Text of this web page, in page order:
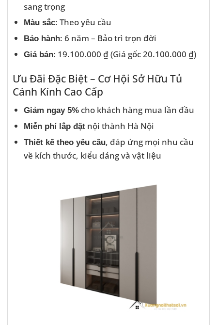
sang trọng
Màu sắc: Theo yêu cầu
Bảo hành: 6 năm – Bảo trì trọn đời
Giá bán: 19.100.000 ₫ (Giá gốc 20.100.000 ₫)
Ưu Đãi Đặc Biệt – Cơ Hội Sở Hữu Tủ
Cánh Kính Cao Cấp
Giảm ngay 5%cho khách hàng mua lần đầu
Miễn phí lắp đặtnội thành Hà Nội
Thiết kế theo yêu cầu, đáp ứng mọi nhu cầu
về kích thước, kiểu dáng và vật liệu